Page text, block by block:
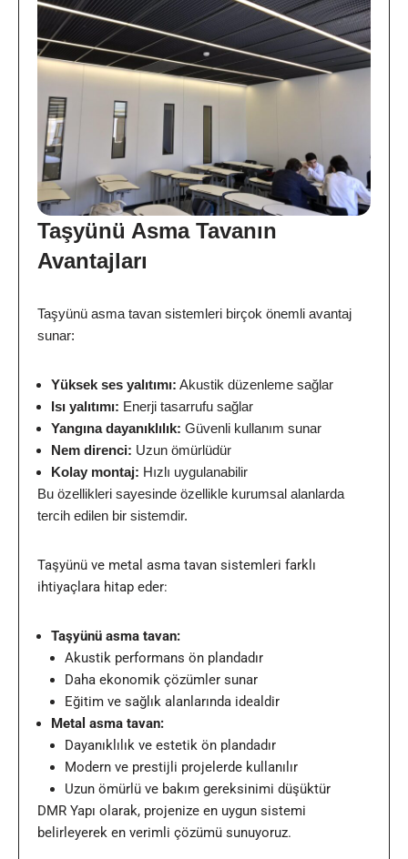
Taşyünü Asma Tavanın
Avantajları
Taşyünü asma tavan sistemleri birçok önemli avantaj
sunar:
Yüksek ses yalıtımı: Akustik düzenleme sağlar
Isı yalıtımı: Enerji tasarrufu sağlar
Yangına dayanıklılık: Güvenli kullanım sunar
Nem direnci: Uzun ömürlüdür
Kolay montaj: Hızlı uygulanabilir
Bu özellikleri sayesinde özellikle kurumsal alanlarda
tercih edilen bir sistemdir.
Taşyünü ve metal asma tavan sistemleri farklı
ihtiyaçlara hitap eder:
Taşyünü asma tavan:
Akustik performans ön plandadır
Daha ekonomik çözümler sunar
Eğitim ve sağlık alanlarında idealdir
Metal asma tavan:
Dayanıklılık ve estetik ön plandadır
Modern ve prestijli projelerde kullanılır
Uzun ömürlü ve bakım gereksinimi düşüktür
DMR Yapı olarak, projenize en uygun sistemi
belirleyerek en verimli çözümü sunuyoruz.